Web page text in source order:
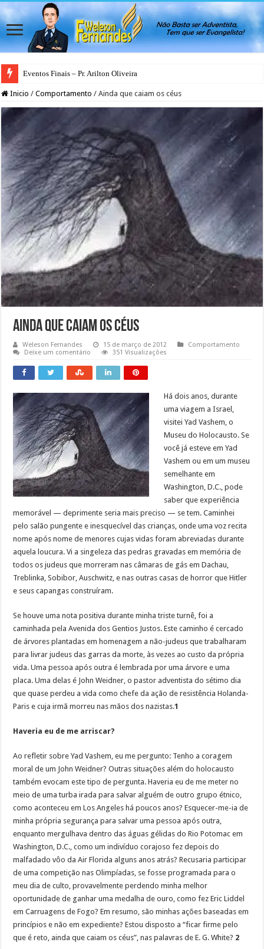
Eventos Finais – Pr. Arilton Oliveira
Inicio / Comportamento / Ainda que caiam os céus
Ainda que caiam os céus
Weleson Fernandes 15 de março de 2012
Comportamento
Deixe um comentário
351 Visualizações
Há dois anos, durante
uma viagem a Israel,
visitei Yad Vashem, o
Museu do Holocausto. Se
você já esteve em Yad
Vashem ou em um museu
semelhante em
Washington, D.C., pode
saber que experiência
memorável — deprimente seria mais preciso — se tem. Caminhei
pelo salão pungente e inesquecível das crianças, onde uma voz recita
nome após nome de menores cujas vidas foram abreviadas durante
aquela loucura. Vi a singeleza das pedras gravadas em memória de
todos os judeus que morreram nas câmaras de gás em Dachau,
Treblinka, Sobibor, Auschwitz, e nas outras casas de horror que Hitler
e seus capangas construíram.
Se houve uma nota positiva durante minha triste turnê, foi a
caminhada pela Avenida dos Gentios Justos. Este caminho é cercado
de árvores plantadas em homenagem a não-judeus que trabalharam
para livrar judeus das garras da morte, às vezes ao custo da própria
vida. Uma pessoa após outra é lembrada por uma árvore e uma
placa. Uma delas é John Weidner, o pastor adventista do sétimo dia
que quase perdeu a vida como chefe da ação de resistência Holanda-
Paris e cuja irmã morreu nas mãos dos nazistas.1
Haveria eu de me arriscar?
Ao refletir sobre Yad Vashem, eu me pergunto: Tenho a coragem
moral de um John Weidner? Outras situações além do holocausto
também evocam este tipo de pergunta. Haveria eu de me meter no
meio de uma turba irada para salvar alguém de outro grupo étnico,
como aconteceu em Los Angeles há poucos anos? Esquecer-me-ia de
minha própria segurança para salvar uma pessoa após outra,
enquanto mergulhava dentro das águas gélidas do Rio Potomac em
Washington, D.C., como um indivíduo corajoso fez depois do
malfadado vôo da Air Florida alguns anos atrás? Recusaria participar
de uma competição nas Olimpíadas, se fosse programada para o
meu dia de culto, provavelmente perdendo minha melhor
oportunidade de ganhar uma medalha de ouro, como fez Eric Liddel
em Carruagens de Fogo? Em resumo, são minhas ações baseadas em
princípios e não em expediente? Estou disposto a “ficar firme pelo
que é reto, ainda que caiam os céus”, nas palavras de E. G. White? 2